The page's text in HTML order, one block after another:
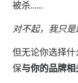
被杀......
对不起，我只
但无论你选择
保与你的品牌相